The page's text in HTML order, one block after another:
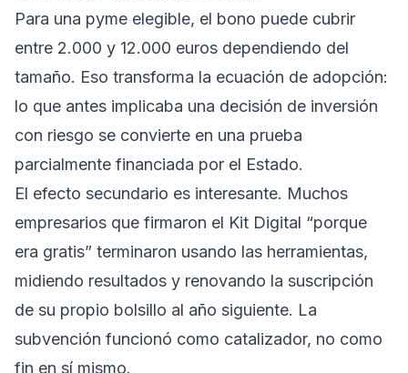
Para una pyme elegible, el bono puede cubrir
entre 2.000 y 12.000 euros dependiendo del
tamaño. Eso transforma la ecuación de adopción:
lo que antes implicaba una decisión de inversión
con riesgo se convierte en una prueba
parcialmente financiada por el Estado.
El efecto secundario es interesante. Muchos
empresarios que firmaron el Kit Digital “porque
era gratis” terminaron usando las herramientas,
midiendo resultados y renovando la suscripción
de su propio bolsillo al año siguiente. La
subvención funcionó como catalizador, no como
fin en sí mismo.